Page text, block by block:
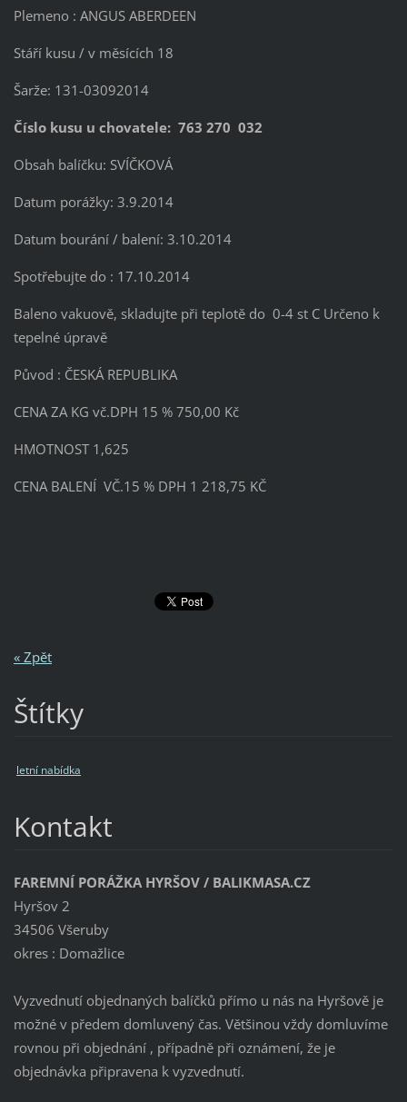
Plemeno : ANGUS ABERDEEN
Stáří kusu / v měsících 18
Šarže: 131-03092014
Číslo kusu u chovatele: 763 270 032
Obsah balíčku: SVÍČKOVÁ
Datum porážky: 3.9.2014
Datum bourání / balení: 3.10.2014
Spotřebujte do : 17.10.2014
Baleno vakuově, skladujte při teplotě do 0-4 st C Určeno k
tepelné úpravě
Původ : ČESKÁ REPUBLIKA
CENA ZA KG vč.DPH 15 % 750,00 Kč
HMOTNOST 1,625
CENA BALENÍ VČ.15 % DPH 1 218,75 KČ
« Zpět
Štítky
letní nabídka
Kontakt
FAREMNÍ PORÁŽKA HYRŠOV / BALIKMASA.CZ
Hyršov 2
34506 Všeruby
okres : Domažlice
Vyzvednutí objednaných balíčků přímo u nás na Hyršově je
možné v předem domluvený čas. Většinou vždy domluvíme
rovnou při objednání , případně při oznámení, že je
objednávka připravena k vyzvednutí.